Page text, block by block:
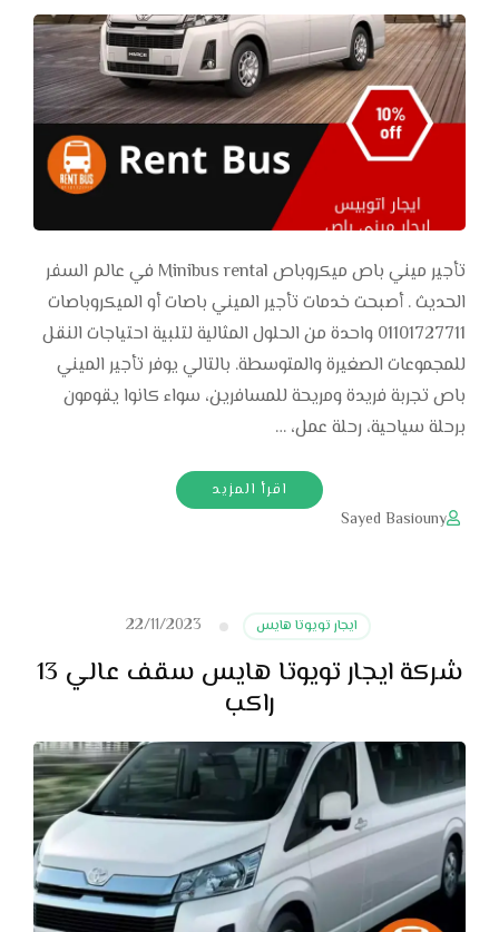
تأجير ميني باص ميكروباص Minibus rental في عالم السفر
الحديث . أصبحت خدمات تأجير الميني باصات أو الميكروباصات
01101727711 واحدة من الحلول المثالية لتلبية احتياجات النقل
للمجموعات الصغيرة والمتوسطة. بالتالي يوفر تأجير الميني
باص تجربة فريدة ومريحة للمسافرين، سواء كانوا يقومون
برحلة سياحية، رحلة عمل، …
اقرأ المزيد
Sayed Basiouny
ايجار تويوتا هايس 22/11/2023
شركة ايجار تويوتا هايس سقف عالي 13
راكب